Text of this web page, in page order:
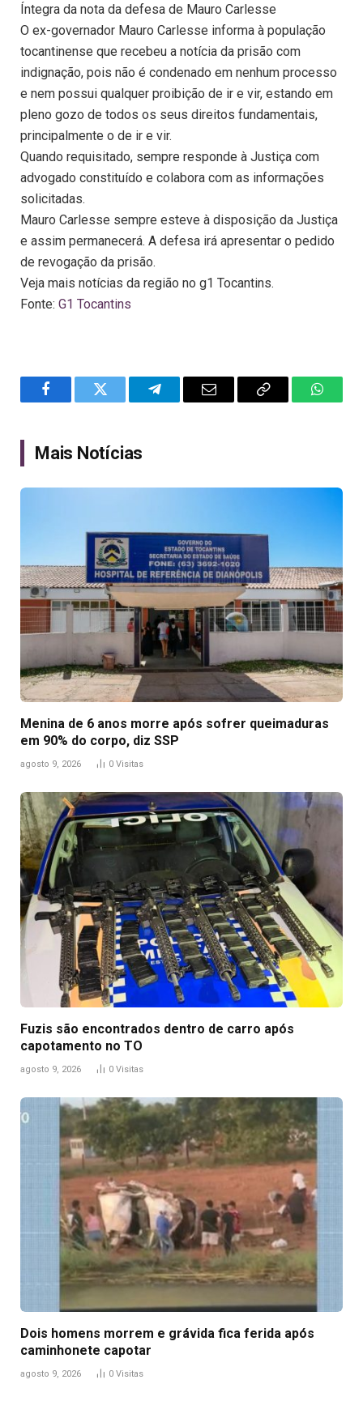
Íntegra da nota da defesa de Mauro Carlesse
O ex-governador Mauro Carlesse informa à população
tocantinense que recebeu a notícia da prisão com
indignação, pois não é condenado em nenhum processo
e nem possui qualquer proibição de ir e vir, estando em
pleno gozo de todos os seus direitos fundamentais,
principalmente o de ir e vir.
Quando requisitado, sempre responde à Justiça com
advogado constituído e colabora com as informações
solicitadas.
Mauro Carlesse sempre esteve à disposição da Justiça
e assim permanecerá. A defesa irá apresentar o pedido
de revogação da prisão.
Veja mais notícias da região no g1 Tocantins.
Fonte: G1 Tocantins
FacebookTwitter TelegramEmail
Copy
Mais Notícias
Menina de 6 anos morre após sofrer queimaduras
em 90% do corpo, diz SSP
agosto 9, 2026 0 Visitas
Fuzis são encontrados dentro de carro após
capotamento no TO
agosto 9, 2026 0 Visitas
Dois homens morrem e grávida fica ferida após
caminhonete capotar
agosto 9, 2026 0 Visitas